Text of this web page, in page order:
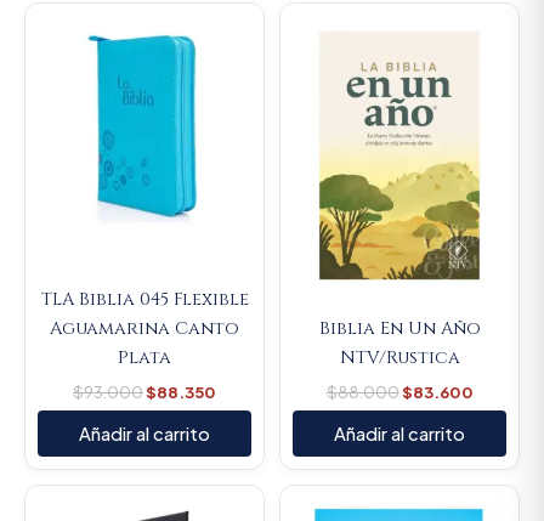
TLA Biblia 045 Flexible
Aguamarina Canto
Plata
$93.000
price
was:
$93.000.
$88.350
Current
Añadir al carrito
Biblia En Un Año
NTV/Rustica
$88.000
$88.000.
$83.600
Current
Añadir al carrito